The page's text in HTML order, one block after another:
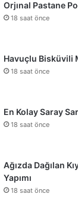
Orjınal Pastane
18 saat önce
Havuçlu Bisküvili
18 saat önce
En Kolay Saray
18 saat önce
Ağızda Dağılan
Yapımı
18 saat önce